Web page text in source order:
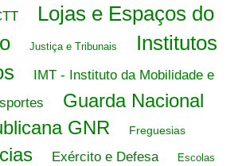
Lojas e Espaços do
Justiça e Tribunais
Institutos
IMT - Instituto da Mobilidade e
Guarda Nacional
GNR
Freguesias
Exército e Defesa Escolas